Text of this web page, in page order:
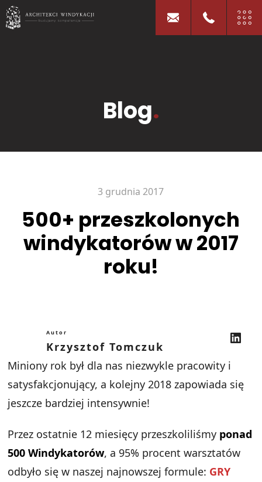
Blog.
3 grudnia 2017
500+ przeszkolonych
windykatorów w 2017
roku!
Autor
Krzysztof Tomczuk
LinkedIn
Miniony rok był dla nas niezwykle pracowity i
satysfakcjonujący, a kolejny 2018 zapowiada się
jeszcze bardziej intensywnie!
Przez ostatnie 12 miesięcy przeszkoliliśmy ponad
500 Windykatorów, a 95% procent warsztatów
odbyło się w naszej najnowszej formule: GRY